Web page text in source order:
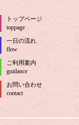
トップページ
toppage
一日の流れ
flow
ご利用案内
guidance
お問い合わせ
contact